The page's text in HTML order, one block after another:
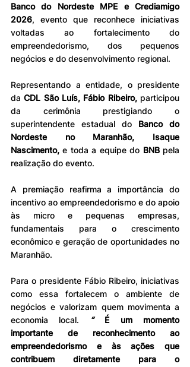
Banco do Nordeste MPE e Crediamigo
2026, evento que reconhece iniciativas
voltadas ao fortalecimento do
empreendedorismo, dos pequenos
negócios e do desenvolvimento regional.
Representando a entidade, o presidente
da CDL São Luís, Fábio Ribeiro, participou
da cerimônia prestigiando o
superintendente estadual do Banco do
Nordeste no Maranhão, Isaque
Nascimento, e toda a equipe do BNB pela
realização do evento.
A premiação reafirma a importância do
incentivo ao empreendedorismo e do apoio
às micro e pequenas empresas,
fundamentais para o crescimento
econômico e geração de oportunidades no
Maranhão.
Para o presidente Fábio Ribeiro, iniciativas
como essa fortalecem o ambiente de
negócios e valorizam quem movimenta a
economia local. “ É um momento
importante de reconhecimento ao
empreendedorismo e às ações que
contribuem diretamente para o